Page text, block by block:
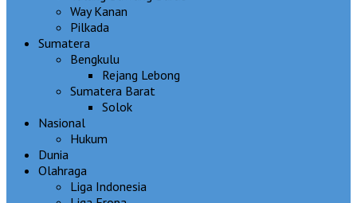
Way Kanan
Pilkada
Sumatera
Bengkulu
Rejang Lebong
Sumatera Barat
Solok
Nasional
Hukum
Dunia
Olahraga
Liga Indonesia